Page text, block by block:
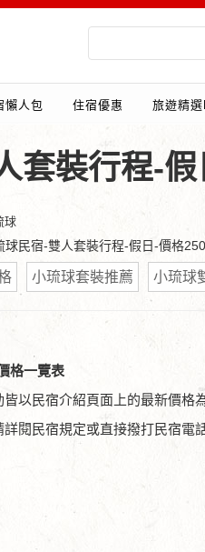
懶人包 住宿優惠 旅遊精
套裝行程-
球
球民宿-雙人套裝行程-假日-價格
小琉球套裝推薦 小琉球
格一覽表
以民宿介紹頁面上的最新價格
閱民宿規定或直接撥打民宿電